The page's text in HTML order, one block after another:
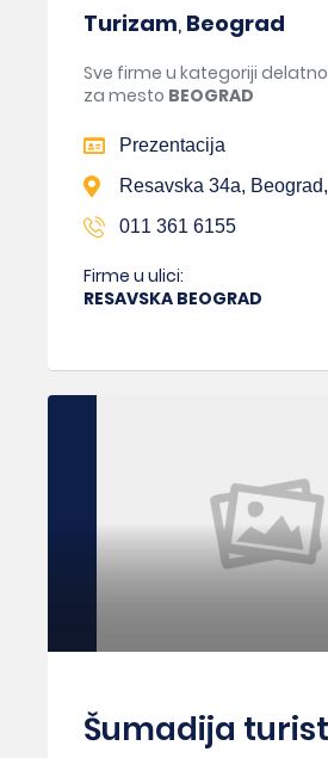
Turizam, Beograd
Sve firme u kategoriji
za mesto BEOGRAD
Prezentacija
Resavska 34a,
011 361 6155
Firme u ulici:
RESAVSKA BEOGRAD
Šumadija turist